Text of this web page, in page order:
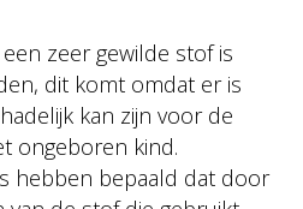
zeer gewilde stof is
dit komt omdat er is
kan zijn voor de
ongeboren kind.
hebben bepaald dat door